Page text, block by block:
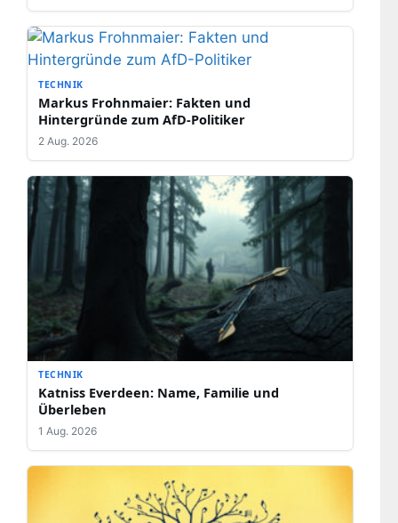
TECHNIK
Markus Frohnmaier: Fakten und
Hintergründe zum AfD-Politiker
2 Aug. 2026
TECHNIK
Katniss Everdeen: Name, Familie und
Überleben
1 Aug. 2026